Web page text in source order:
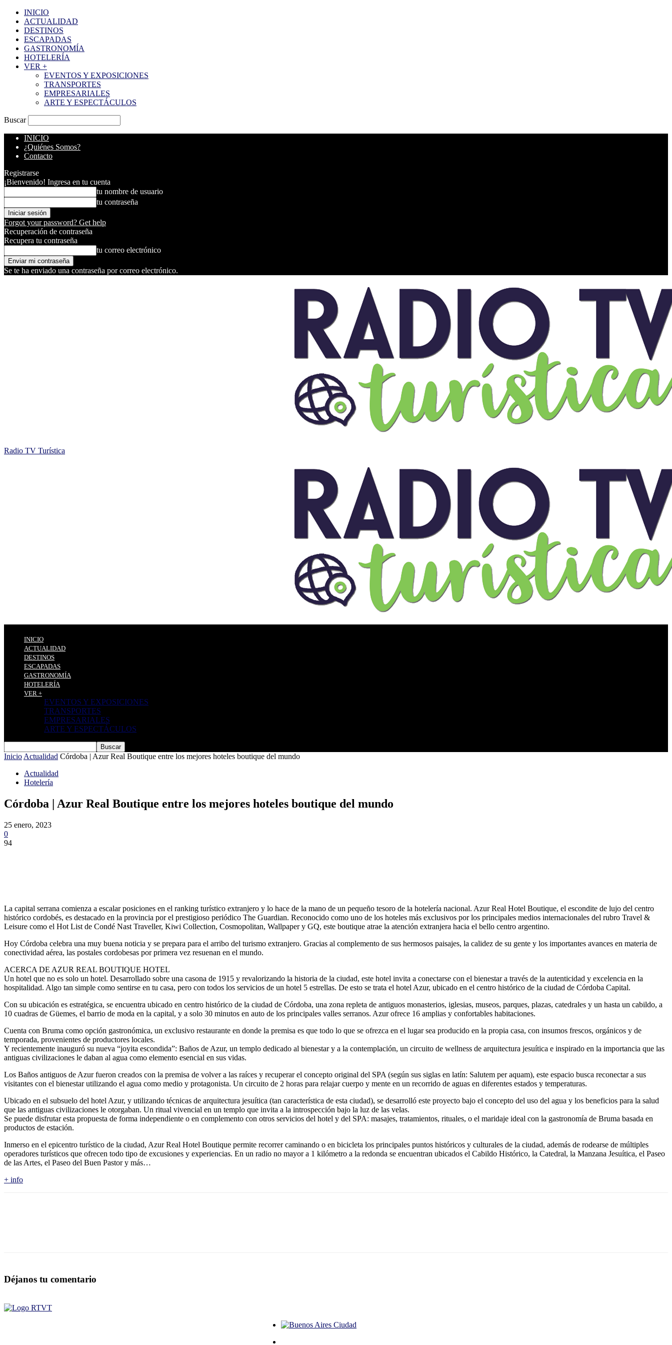
INICIO
ACTUALIDAD
DESTINOS
ESCAPADAS
GASTRONOMÍA
HOTELERÍA
VER +
EVENTOS Y EXPOSICIONES
TRANSPORTES
EMPRESARIALES
ARTE Y ESPECTÁCULOS
Buscar
INICIO
¿Quiénes Somos?
Contacto
Registrarse
¡Bienvenido! Ingresa en tu cuenta
tu nombre de usuario
tu contraseña
Forgot your password? Get help
Recuperación de contraseña
Recupera tu contraseña
tu correo electrónico
Se te ha enviado una contraseña por correo electrónico.
Radio TV Turística
INICIO
ACTUALIDAD
DESTINOS
ESCAPADAS
GASTRONOMÍA
HOTELERÍA
VER +
EVENTOS Y EXPOSICIONES
TRANSPORTES
EMPRESARIALES
ARTE Y ESPECTÁCULOS
Inicio Actualidad Córdoba | Azur Real Boutique entre los mejores hoteles boutique del mundo
Actualidad
Hotelería
Córdoba | Azur Real Boutique entre los mejores hoteles boutique del mundo
25 enero, 2023
0
94
La capital serrana comienza a escalar posiciones en el ranking turístico extranjero y lo hace de la mano de un pequeño tesoro de la hotelería nacional. Azur Real Hotel Boutique, el escondite de lujo del centro
histórico cordobés, es destacado en la provincia por el prestigioso periódico The Guardian. Reconocido como uno de los hoteles más exclusivos por los principales medios internacionales del rubro Travel &
Leisure como el Hot List de Condé Nast Traveller, Kiwi Collection, Cosmopolitan, Wallpaper y GQ, este boutique atrae la atención extranjera hacia el bello centro argentino.
Hoy Córdoba celebra una muy buena noticia y se prepara para el arribo del turismo extranjero. Gracias al complemento de sus hermosos paisajes, la calidez de su gente y los importantes avances en materia de
conectividad aérea, las postales cordobesas por primera vez resuenan en el mundo.
ACERCA DE AZUR REAL BOUTIQUE HOTEL
Un hotel que no es solo un hotel. Desarrollado sobre una casona de 1915 y revalorizando la historia de la ciudad, este hotel invita a conectarse con el bienestar a través de la autenticidad y excelencia en la
hospitalidad. Algo tan simple como sentirse en tu casa, pero con todos los servicios de un hotel 5 estrellas. De esto se trata el hotel Azur, ubicado en el centro histórico de la ciudad de Córdoba Capital.
Con su ubicación es estratégica, se encuentra ubicado en centro histórico de la ciudad de Córdoba, una zona repleta de antiguos monasterios, iglesias, museos, parques, plazas, catedrales y un hasta un cabildo, a
10 cuadras de Güemes, el barrio de moda en la capital, y a solo 30 minutos en auto de los principales valles serranos. Azur ofrece 16 amplias y confortables habitaciones.
Cuenta con Bruma como opción gastronómica, un exclusivo restaurante en donde la premisa es que todo lo que se ofrezca en el lugar sea producido en la propia casa, con insumos frescos, orgánicos y de
temporada, provenientes de productores locales.
Y recientemente inauguró su nueva “joyita escondida”: Baños de Azur, un templo dedicado al bienestar y a la contemplación, un circuito de wellness de arquitectura jesuítica e inspirado en la importancia que las
antiguas civilizaciones le daban al agua como elemento esencial en sus vidas.
Los Baños antiguos de Azur fueron creados con la premisa de volver a las raíces y recuperar el concepto original del SPA (según sus siglas en latín: Salutem per aquam), este espacio busca reconectar a sus
visitantes con el bienestar utilizando el agua como medio y protagonista. Un circuito de 2 horas para relajar cuerpo y mente en un recorrido de aguas en diferentes estados y temperaturas.
Ubicado en el subsuelo del hotel Azur, y utilizando técnicas de arquitectura jesuítica (tan característica de esta ciudad), se desarrolló este proyecto bajo el concepto del uso del agua y los beneficios para la salud
que las antiguas civilizaciones le otorgaban. Un ritual vivencial en un templo que invita a la introspección bajo la luz de las velas.
Se puede disfrutar esta propuesta de forma independiente o en complemento con otros servicios del hotel y del SPA: masajes, tratamientos, rituales, o el maridaje ideal con la gastronomía de Bruma basada en
productos de estación.
Inmerso en el epicentro turístico de la ciudad, Azur Real Hotel Boutique permite recorrer caminando o en bicicleta los principales puntos históricos y culturales de la ciudad, además de rodearse de múltiples
operadores turísticos que ofrecen todo tipo de excusiones y experiencias. En un radio no mayor a 1 kilómetro a la redonda se encuentran ubicados el Cabildo Histórico, la Catedral, la Manzana Jesuítica, el Paseo
de las Artes, el Paseo del Buen Pastor y más…
+ info
Déjanos tu comentario